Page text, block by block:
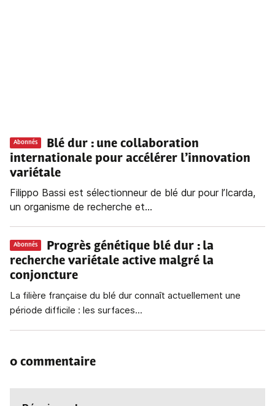
Abonnés
Blé dur : une collaboration
internationale pour accélérer l’innovation
variétale
Filippo Bassi est sélectionneur de blé dur pour l’Icarda,
un organisme de recherche et...
Abonnés Progrès génétique blé dur : la
recherche variétale active malgré la
conjoncture
La filière française du blé dur connaît actuellement une
période difficile : les surfaces...
0 commentaire